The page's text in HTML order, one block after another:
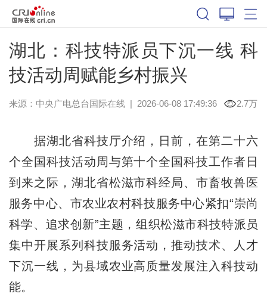
湖北：科技特派员下沉一线 科
技活动周赋能乡村振兴
来源：中央广电总台国际在线| 2026-06-08 17:49:36 2.7万
据湖北省科技厅介绍，日前，在第二十六
个全国科技活动周与第十个全国科技工作者日
到来之际，湖北省松滋市科经局、市畜牧兽医
服务中心、市农业农村科技服务中心紧扣“崇尚
科学、追求创新”主题，组织松滋市科技特派员
集中开展系列科技服务活动，推动技术、人才
下沉一线，为县域农业高质量发展注入科技动
能。